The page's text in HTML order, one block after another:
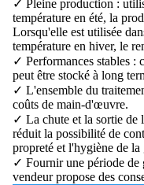
✓ Pleine production :
température en été, la
Lorsqu'elle est utilisée
température en hiver, le
✓ Performances stables :
peut être stocké à long
✓ L'ensemble du
coûts de main-d'œuvre.
✓ La chute et la sortie de
réduit la possibilité de
propreté et l'hygiène de la
✓ Fournir une période de
vendeur propose des